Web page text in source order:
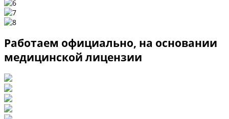
Работаем официально, на основании
медицинской лицензии